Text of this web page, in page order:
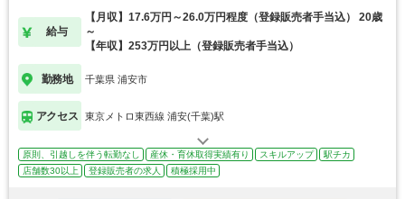
給与
【月収】17.6万円～26.0万円程度（登録販売者手当込） 20歳
～
【年収】253万円以上（登録販売者手当込）
勤務地 千葉県 浦安市
アクセス 東京メトロ東西線 浦安(千葉)駅
原則、引越しを伴う転勤なし 産休・育休取得実績有り スキルアップ
駅チカ
店舗数30以上
登録販売者の求人 積極採用中